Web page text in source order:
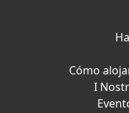
Cómo
I